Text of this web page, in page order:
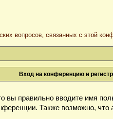
вопросов, связанных с этой
Вход на конференцию и
правильно вводите имя
Также возможно,